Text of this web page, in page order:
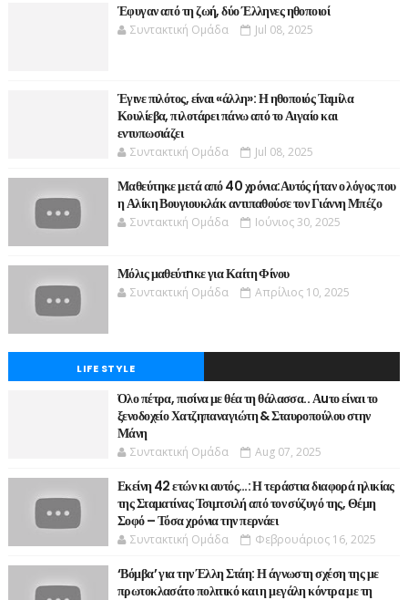
Έφυγαν από τη ζωή, δύο Έλληνες ηθοποιοί
Συντακτική Ομάδα Jul 08, 2025
Έγινε πιλότος, είναι «άλλη»: Η ηθοποιός Ταμίλα
Κουλίεβα, πιλοτάρει πάνω από το Αιγαίο και
εντυπωσιάζει
Συντακτική Ομάδα Jul 08, 2025
Μαθεύτηκε μετά από 40 χρόνια:Αυτός ήταν ο λόγος που
η Αλίκη Βουγιουκλάκ αντιπαθούσε τον Γιάννη Μπέζο
Συντακτική Ομάδα Ιούνιος 30, 2025
Μόλις μαθεύτnκε για Καίτη Φίνου
Συντακτική Ομάδα Απρίλιος 10, 2025
LIFE STYLE
Όλο πέτρα, πισίνα με θέα τη θάλασσα.. Αuτο είναι το
ξενοδοχείο Χατζηπαναγιώτη & Σταυροπούλου στην
Μάνη
Συντακτική Ομάδα Aug 07, 2025
Εκείνη 42 ετών κι αυτός…: Η τεράστια διαφορά ηλικίας
της Σταματίνας Τσιμτσιλή από τον σύζυγό της, Θέμη
Σοφό – Τόσα χρόνια την περνάει
Συντακτική Ομάδα Φεβρουάριος 16, 2025
‘Βόμβα’ για την Έλλη Στάη: Η άγνωστη σχέση της με
πρωτοκλασάτο πολιτικό και η μεγάλη κόντρα με τη